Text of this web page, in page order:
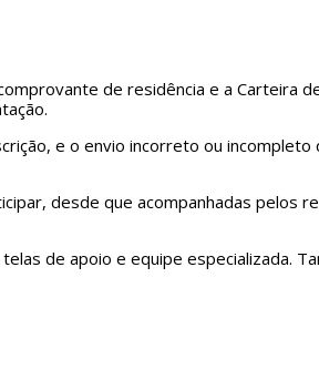
de residência e a Carteira
e o envio incorreto ou incompleto
desde que acompanhadas pelos
de apoio e equipe especializada.